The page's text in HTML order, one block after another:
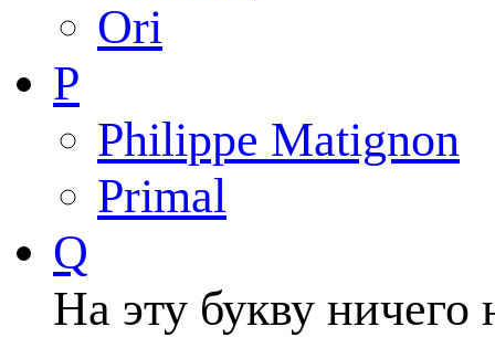
Ori
P
Philippe Matignon
Primal
Q
На эту букву ничего